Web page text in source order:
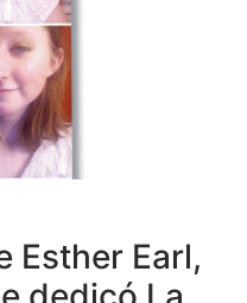
Esther Earl,